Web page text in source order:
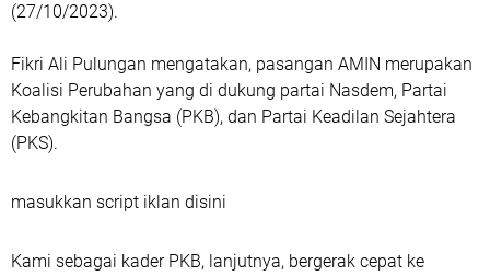
(27/10/2023).
Fikri Ali Pulungan mengatakan, pasangan AMIN merupakan
Koalisi Perubahan yang di dukung partai Nasdem, Partai
Kebangkitan Bangsa (PKB), dan Partai Keadilan Sejahtera
(PKS).
masukkan script iklan disini
Kami sebagai kader PKB, lanjutnya, bergerak cepat ke